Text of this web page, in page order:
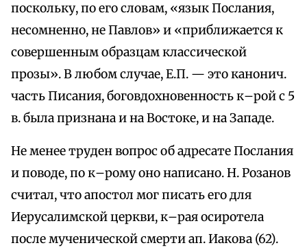
поскольку, по его словам, «язык Послания,
несомненно, не Павлов» и «приближается к
совершенным образцам классической
прозы». В любом случае, Е.П. — это канонич.
часть Писания, боговдохновенность к–рой с 5
в. была признана и на Востоке, и на Западе.
Не менее труден вопрос об адресате Послания
и поводе, по к–рому оно написано. Н. Розанов
считал, что апостол мог писать его для
Иерусалимской церкви, к–рая осиротела
после мученической смерти ап. Иакова (62).